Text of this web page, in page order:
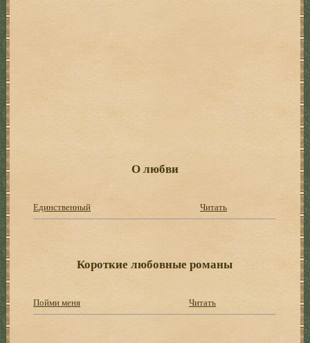
О любви
Единственный Читать
Короткие любовные романы
Пойми меня Читать